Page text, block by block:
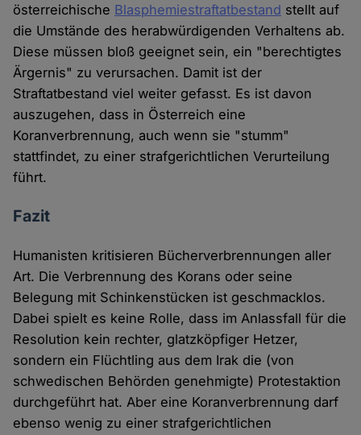
österreichische Blasphemiestraftatbestand stellt auf
die Umstände des herabwürdigenden Verhaltens ab.
Diese müssen bloß geeignet sein, ein "berechtigtes
Ärgernis" zu verursachen. Damit ist der
Straftatbestand viel weiter gefasst. Es ist davon
auszugehen, dass in Österreich eine
Koranverbrennung, auch wenn sie "stumm"
stattfindet, zu einer strafgerichtlichen Verurteilung
führt.
Fazit
Humanisten kritisieren Bücherverbrennungen aller
Art. Die Verbrennung des Korans oder seine
Belegung mit Schinkenstücken ist geschmacklos.
Dabei spielt es keine Rolle, dass im Anlassfall für die
Resolution kein rechter, glatzköpfiger Hetzer,
sondern ein Flüchtling aus dem Irak die (von
schwedischen Behörden genehmigte) Protestaktion
durchgeführt hat. Aber eine Koranverbrennung darf
ebenso wenig zu einer strafgerichtlichen